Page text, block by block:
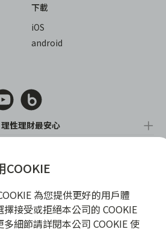
下載
iOS
android
性理財最安心
沒有代辦公司及代辦業務，也未與代辦
供實體銀行提款卡或實體信用卡，請提
實際費用率，仍以各合作商家提供之商
實際之年百分率仍視其個別產品及分期
費用年百分率不等於分期費用率。
公司 Chailease Consumer Finance
392號6F
COOKIE
為您提供更好的用戶體
接受或拒絕本公司的 COOKIE
細節請詳閱本公司 COOKIE 使